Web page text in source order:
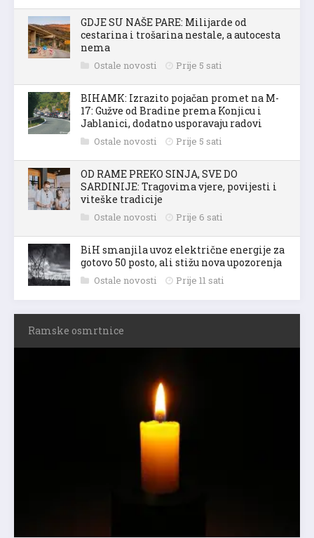
GDJE SU NAŠE PARE: Milijarde od
cestarina i trošarina nestale, a autocesta
nema
Ostale novosti Prije 5 sati
BIHAMK: Izrazito pojačan promet na M-
17: Gužve od Bradine prema Konjicu i
Jablanici, dodatno usporavaju radovi
Ostale novosti Prije 5 sati
OD RAME PREKO SINJA, SVE DO
SARDINIJE: Tragovima vjere, povijesti i
viteške tradicije
Ostale novosti Prije 6 sati
BiH smanjila uvoz električne energije za
gotovo 50 posto, ali stižu nova upozorenja
Ostale novosti Prije 11 sati
Ramske osmrtnice